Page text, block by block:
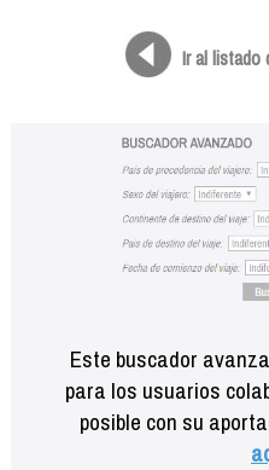
Ir al listado
Este buscador
para los usuarios
posible con su